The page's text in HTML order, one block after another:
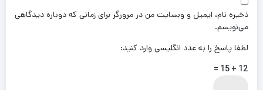
ذخیره نام، ایمیل و وبسایت من در مرورگر برای زمانی که دوباره دیدگاهی
می‌نویسم.
لطفا پاسخ را به عدد انگلیسی وارد کنید:
12 + 15 =